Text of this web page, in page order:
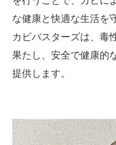
な健康と快適な生活を
カビバスターズは、毒
果たし、安全で健康的
提供します。